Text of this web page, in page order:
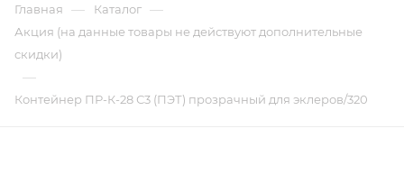
Главная — Каталог —
Акция (на данные товары не действуют дополнительные
скидки)
—
Контейнер ПР-К-28 С3 (ПЭТ) прозрачный для эклеров/320